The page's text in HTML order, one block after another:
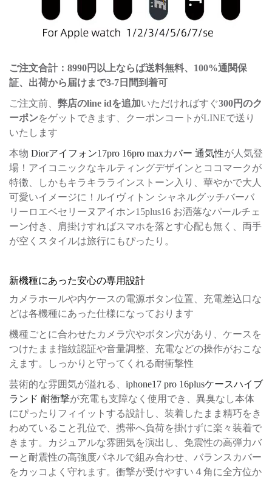
ご注文合計：8990円以上ならば送料無料、100%通関保
証、出荷から届けまで3-7日間到着可
ご注文前、 弊店のline idを追加いただければすぐ300円のク
ーポンをゲットできます、クーポンコートがLINEで送り
いたします
本物 Diorアイフォン17pro 16pro maxカバー 通気性が人気登
場！アイコニックなキルティングデザインとココマークが
特徴、しかもキラキララインストーン入り、華やかで大人
可愛いイメージに！ルイヴィトン シャネルグッチバーバ
リーロエベセリーヌアイホン15plus16 お洒落なパールチェ
ーン付き、肩掛けすればスマホを落とす心配も無く、両手
が空くスタイルは旅行にもぴったり。
新機種にあった安心の専用設計
カメラホールや内ケースの電源ボタン位置、充電差込口な
どは各機種にあった仕様になっております
機種ごとに合わせたカメラ穴やボタン穴があり、ケースを
つけたまま指紋認証や音量調整、充電などの操作がおこな
えます。しっかりと守ってくれる耐衝撃性
芸術的な雰囲気が溢れる、 iphone17 pro 16plusケースハイブ
ランド 耐衝撃が充電も支障なく使用でき、異臭なし本体
にぴったりフィイットする設計し、装着したまま精巧をき
わめていること孔位で、携帯へ負荷を掛けずに楽々装着で
きます。カジュアルな雰囲気を演出し、免震性の高弾力バ
ーと耐震性の高強度パネルで組み合わせ、バランスカバー
をカッコよく守れます。衝撃が受けやすい４角に全方位か